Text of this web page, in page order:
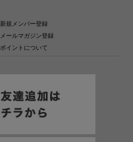
新規メンバー登録
メールマガジン登録
ポイントについて